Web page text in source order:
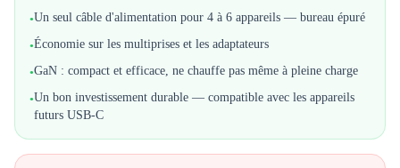
•Un seul câble d'alimentation pour 4 à 6 appareils — bureau épuré
•Économie sur les multiprises et les adaptateurs
•GaN : compact et efficace, ne chauffe pas même à pleine charge
•Un bon investissement durable — compatible avec les appareils
futurs USB-C